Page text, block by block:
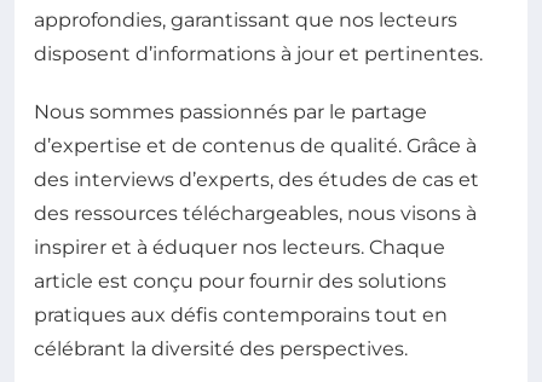
approfondies, garantissant que nos lecteurs
disposent d’informations à jour et pertinentes.
Nous sommes passionnés par le partage
d’expertise et de contenus de qualité. Grâce à
des interviews d’experts, des études de cas et
des ressources téléchargeables, nous visons à
inspirer et à éduquer nos lecteurs. Chaque
article est conçu pour fournir des solutions
pratiques aux défis contemporains tout en
célébrant la diversité des perspectives.